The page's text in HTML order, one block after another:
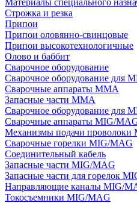
Материалы специального
Строжка и резка
Припои
Припои оловянно-свинцовые
Припои высокотехнологичные
Олово и баббит
Сварочное оборудование
Сварочное оборудование для
Сварочные аппараты MMA
Запасные части MMA
Сварочное оборудование для
Сварочные аппараты MIG/
Механизмы подачи проволоки
Сварочные горелки MIG/MAG
Соединительный кабель
Запасные части MIG/MAG
Запасные части для горелок
Направляющие каналы MIG/
Токосъемники MIG/MAG